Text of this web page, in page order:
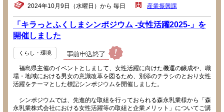
2024年10月9日（水曜日）から 毎日 産業振興課
「キラっとふくしまシンポジウム -女性活躍2025-」を
開催しました
くらし・環境
福島県主催のイベントとしまして、女性活躍に向けた機運の醸成や、職
場・地域における男女の意識改革を図るため、別添のチラシのとおり女性
活躍をテーマとした標記シンポジウムを開催しました。
シンポジウムでは、先進的な取組を行っておられる森永乳業様から「森
永乳業株式会社における女性活躍等の取組と企業メリット」についてご講